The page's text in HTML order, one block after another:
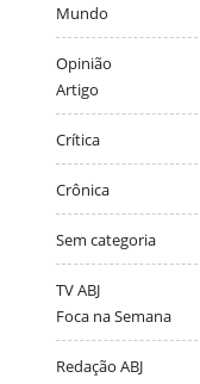
Mundo
Opinião
Artigo
Crítica
Crônica
Sem categoria
TV ABJ
Foca na Semana
Redação ABJ